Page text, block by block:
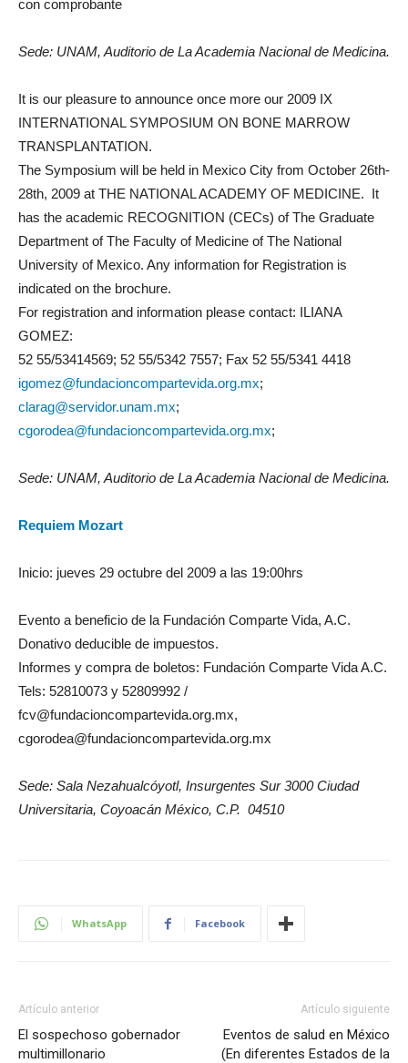
con comprobante
Sede: UNAM, Auditorio de La Academia Nacional de Medicina.
It is our pleasure to announce once more our 2009 IX
INTERNATIONAL SYMPOSIUM ON BONE MARROW
TRANSPLANTATION.
The Symposium will be held in Mexico City from October 26th-
28th, 2009 at THE NATIONAL ACADEMY OF MEDICINE. It
has the academic RECOGNITION (CECs) of The Graduate
Department of The Faculty of Medicine of The National
University of Mexico. Any information for Registration is
indicated on the brochure.
For registration and information please contact: ILIANA
GOMEZ:
52 55/53414569; 52 55/5342 7557; Fax 52 55/5341 4418
igomez@fundacioncompartevida.org.mx;
clarag@servidor.unam.mx;
cgorodea@fundacioncompartevida.org.mx;
Sede: UNAM, Auditorio de La Academia Nacional de Medicina.
Requiem Mozart
Inicio: jueves 29 octubre del 2009 a las 19:00hrs
Evento a beneficio de la Fundación Comparte Vida, A.C.
Donativo deducible de impuestos.
Informes y compra de boletos: Fundación Comparte Vida A.C.
Tels: 52810073 y 52809992 /
fcv@fundacioncompartevida.org.mx,
cgorodea@fundacioncompartevida.org.mx
Sede: Sala Nezahualcóyotl, Insurgentes Sur 3000 Ciudad
Universitaria, Coyoacán México, C.P. 04510
WhatsApp Facebook
Artículo anterior
El sospechoso gobernador
multimillonario
Artículo siguiente
Eventos de salud en México
(En diferentes Estados de la